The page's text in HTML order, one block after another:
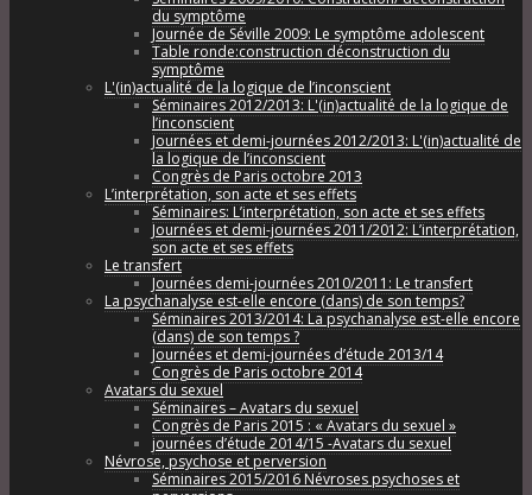
du symptôme
Journée de Séville 2009: Le symptôme adolescent
Table ronde:construction déconstruction du
symptôme
L'(in)actualité de la logique de l’inconscient
Séminaires 2012/2013: L'(in)actualité de la logique de
l’inconscient
Journées et demi-journées 2012/2013: L'(in)actualité de
la logique de l’inconscient
Congrès de Paris octobre 2013
L’interprétation, son acte et ses effets
Séminaires: L’interprétation, son acte et ses effets
Journées et demi-journées 2011/2012: L’interprétation,
son acte et ses effets
Le transfert
Journées demi-journées 2010/2011: Le transfert
La psychanalyse est-elle encore (dans) de son temps?
Séminaires 2013/2014: La psychanalyse est-elle encore
(dans) de son temps ?
Journées et demi-journées d’étude 2013/14
Congrès de Paris octobre 2014
Avatars du sexuel
Séminaires – Avatars du sexuel
Congrès de Paris 2015 : « Avatars du sexuel »
journées d’étude 2014/15 -Avatars du sexuel
Névrose, psychose et perversion
Séminaires 2015/2016 Névroses psychoses et